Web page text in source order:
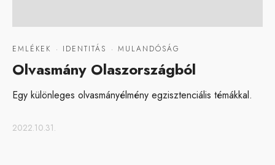
EMLÉKEK · IDENTITÁS · MULANDÓSÁG
Olvasmány Olaszországból
Egy különleges olvasmányélmény egzisztenciális témákkal.
2022.10.31.